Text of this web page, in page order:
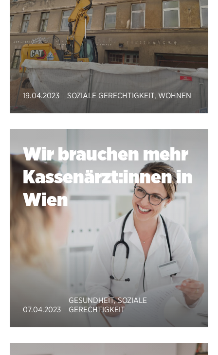
19.04.2023 SOZIALE GERECHTIGKEIT, WOHNEN
Wir brauchen mehr
Kassenärzt:innen in
Wien
07.04.2023
GESUNDHEIT,SOZIALE
GERECHTIGKEIT